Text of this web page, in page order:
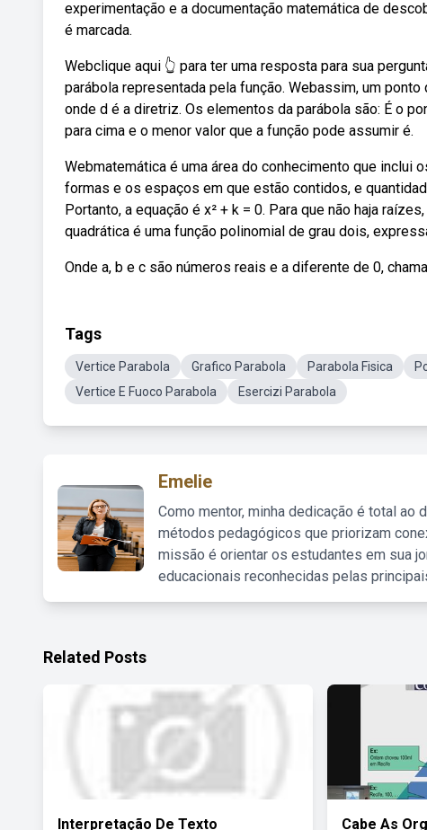
experimentação e a documentação matemática de
é marcada.
Webclique aqui 👆 para ter uma resposta para sua
parábola representada pela função. Webassim, um
onde d é a diretriz. Os elementos da parábola são: É o
para cima e o menor valor que a função pode assumir é.
Webmatemática é uma área do conhecimento que
formas e os espaços em que estão contidos, e
Portanto, a equação é x² + k = 0. Para que não haja
quadrática é uma função polinomial de grau dois,
Onde a, b e c são números reais e a diferente de 0,
Tags
Vertice Parabola Grafico Parabola Parabola Fisica
Vertice E Fuoco Parabola
Esercizi Parabola
Emelie
Como mentor, minha dedicação é total
métodos pedagógicos que priorizam
missão é orientar os estudantes em sua
educacionais reconhecidas pelas
Related Posts
Interpretação De Texto Cabe As